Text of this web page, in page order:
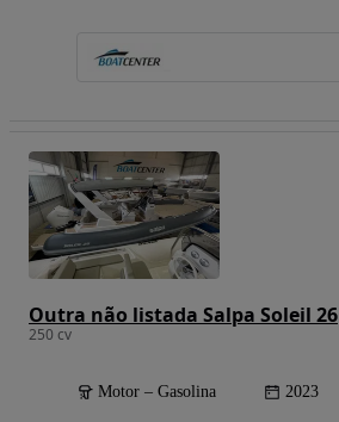
Outra não listada Salpa Soleil 26
250 cv
Motor – Gasolina 2023